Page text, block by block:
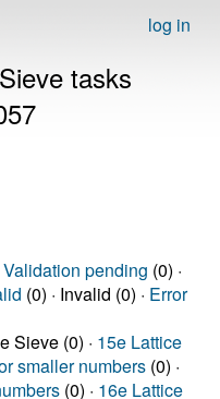
log in
tasks
Validation pending (0) ·
(0) · Invalid (0) · Error
Sieve (0) · 15e Lattice
smaller numbers (0) ·
(0) · 16e Lattice